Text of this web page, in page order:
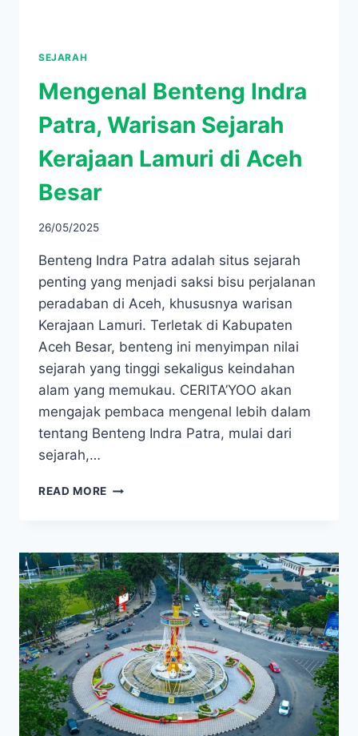
SEJARAH
Mengenal Benteng Indra
Patra, Warisan Sejarah
Kerajaan Lamuri di Aceh
Besar
26/05/2025
Benteng Indra Patra adalah situs sejarah
penting yang menjadi saksi bisu perjalanan
peradaban di Aceh, khususnya warisan
Kerajaan Lamuri. Terletak di Kabupaten
Aceh Besar, benteng ini menyimpan nilai
sejarah yang tinggi sekaligus keindahan
alam yang memukau. CERITA’YOO akan
mengajak pembaca mengenal lebih dalam
tentang Benteng Indra Patra, mulai dari
sejarah,…
READ MORE MENGENAL
WARISAN
SEJARAH
KERAJAAN
LAMURI
DI
ACEH
BESAR